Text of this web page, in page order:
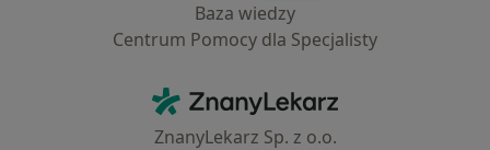
Baza wiedzy
Centrum Pomocy dla Specjalisty
ZnanyLekarz - Strona główna
ZnanyLekarz Sp. z o.o.